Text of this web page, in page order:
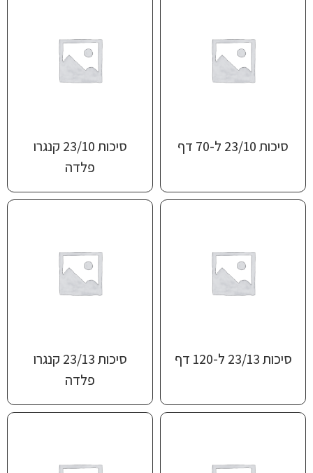
סיכות 23/10 ל-70 דף
סיכות 23/10 קנגרו
פלדה
סיכות 23/13 ל-120 דף
סיכות 23/13 קנגרו
פלדה